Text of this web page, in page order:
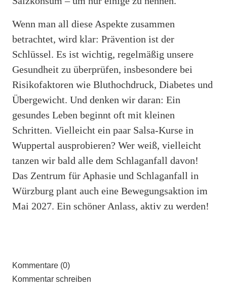
Wenn man all diese Aspekte zusammen
betrachtet, wird klar: Prävention ist der
Schlüssel. Es ist wichtig, regelmäßig unsere
Gesundheit zu überprüfen, insbesondere bei
Risikofaktoren wie Bluthochdruck, Diabetes und
Übergewicht. Und denken wir daran: Ein
gesundes Leben beginnt oft mit kleinen
Schritten. Vielleicht ein paar Salsa-Kurse in
Wuppertal ausprobieren? Wer weiß, vielleicht
tanzen wir bald alle dem Schlaganfall davon!
Das Zentrum für Aphasie und Schlaganfall in
Würzburg plant auch eine Bewegungsaktion im
Mai 2027. Ein schöner Anlass, aktiv zu werden!
Kommentare (0)
Kommentar schreiben